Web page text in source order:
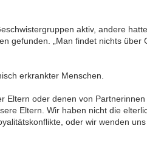
aktiv, andere
gefunden. „Man findet nichts
erkrankter Menschen.
oder denen von
Eltern. Wir haben nicht die
oder wir wenden